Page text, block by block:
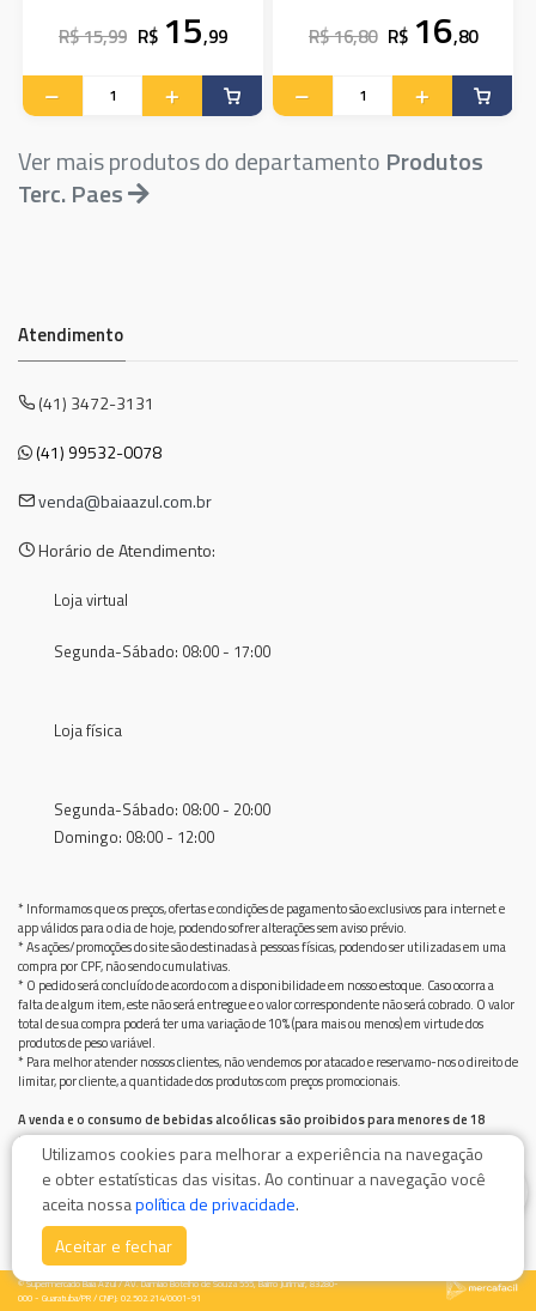
R$ 15,99 R$ 15,99 R$ 16,80 R$ 16,80
Ver mais produtos do departamento Produtos
Terc. Paes
Atendimento
(41) 3472-3131
(41) 99532-0078
venda@baiaazul.com.br
Horário de Atendimento:
Loja virtual
Segunda-Sábado: 08:00 - 17:00
Loja física
Segunda-Sábado: 08:00 - 20:00
Domingo: 08:00 - 12:00
* Informamos que os preços, ofertas e condições de pagamento são exclusivos para internet e
app válidos para o dia de hoje, podendo sofrer alterações sem aviso prévio.
* As ações/promoções do site são destinadas à pessoas físicas, podendo ser utilizadas em uma
compra por CPF, não sendo cumulativas.
* O pedido será concluído de acordo com a disponibilidade em nosso estoque. Caso ocorra a
falta de algum item, este não será entregue e o valor correspondente não será cobrado. O valor
total de sua compra poderá ter uma variação de 10% (para mais ou menos) em virtude dos
produtos de peso variável.
* Para melhor atender nossos clientes, não vendemos por atacado e reservamo-nos o direito de
limitar, por cliente, a quantidade dos produtos com preços promocionais.
A venda e o consumo de bebidas alcoólicas são proibidos para menores de 18
anos.
Bebida alcoólica pode causar dependência química e, em excesso, provoca graves males à saúde.
Beba com moderação
© Supermercado Baía Azul / AV. Damiao Botelho de Souza 555, Bairro Jurimar, 83280-
000 - Guaratuba/PR / CNPJ: 02.502.214/0001-91
Utilizamos cookies para melhorar a experiência na navegação
e obter estatísticas das visitas. Ao continuar a navegação você
aceita nossapolítica de privacidade.
Aceitar e fechar